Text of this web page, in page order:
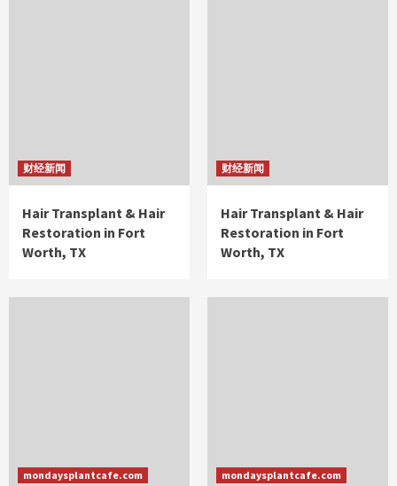
财经新闻
Hair Transplant & Hair
Restoration in Fort
Worth, TX
财经新闻
Hair Transplant & Hair
Restoration in Fort
Worth, TX
mondaysplantcafe.com mondaysplantcafe.com